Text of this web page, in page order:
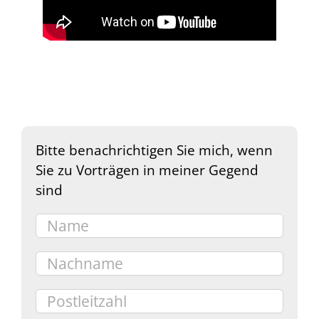
Bitte benachrichtigen Sie mich, wenn
Sie zu Vorträgen in meiner Gegend
sind